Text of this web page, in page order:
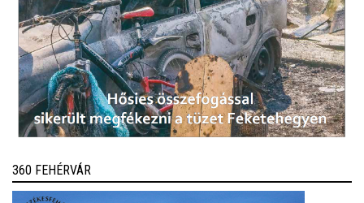
360 FEHÉRVÁR